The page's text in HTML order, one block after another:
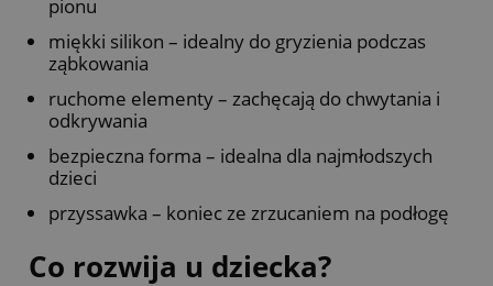
pionu
miękki silikon – idealny do gryzienia podczas
ząbkowania
ruchome elementy – zachęcają do chwytania i
odkrywania
bezpieczna forma – idealna dla najmłodszych
dzieci
przyssawka – koniec ze zrzucaniem na podłogę
Co rozwija u dziecka?